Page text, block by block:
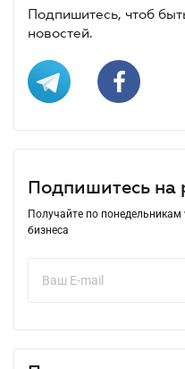
Подпишитесь, чтоб
новостей.
Подпишитесь на
Получайте по
бизнеса